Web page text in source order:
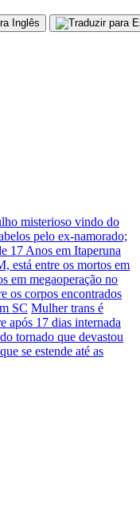
misterioso vindo do
pelo ex-namorado;
17 Anos em Itaperuna
está entre os mortos em
em megaoperação no
os corpos encontrados
SC Mulher trans é
após 17 dias internada
tornado que devastou
se estende até as